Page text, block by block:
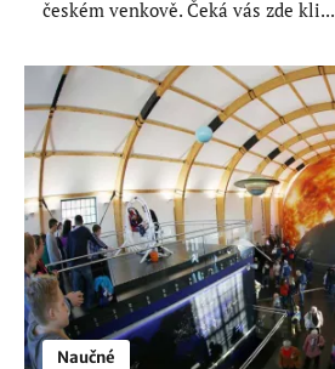
českém venkově. Čeká vás zde kli...
Naučné